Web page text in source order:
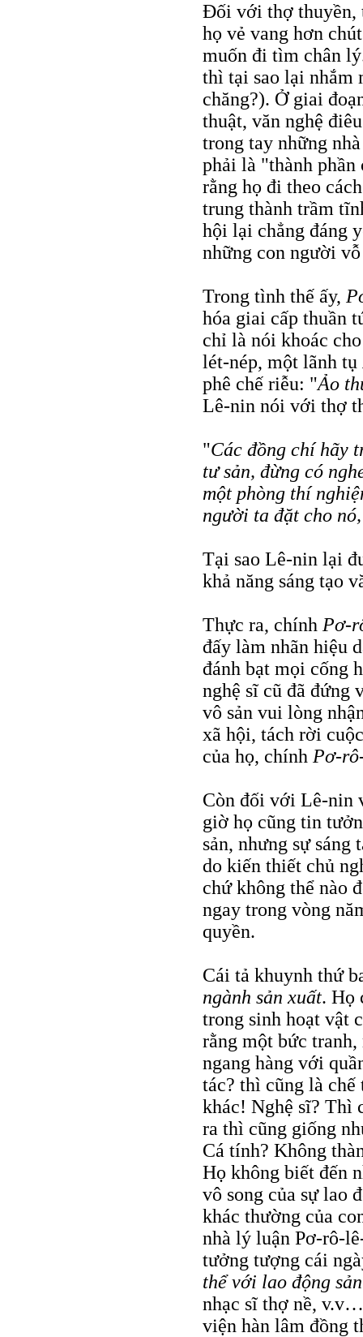
Đối với thợ thuyền,
họ vẻ vang hơn
muốn đi tìm chân
thì tại sao lại nhắm
chăng?). Ở giai
thuật, văn nghệ
trong tay những
phải là "thành phần
rằng họ đi theo
trung thành trầm
hội lại chẳng đáng
những con người
Trong tình thế ấy,
hóa giai cấp thuần
chỉ là nói khoác
lét-nép, một lãnh tụ
phê chế riễu: "Ảo
Lê-nin nói với thợ
"Các đồng chí hãy
tư sản, đừng có
một phòng thí
người ta đặt cho
Tại sao Lê-nin lại
khả năng sáng tạo
Thực ra, chính Pơ-
đấy làm nhãn hiệu
đánh bạt mọi cống
nghệ sĩ cũ đã đứng
vô sản vui lòng
xã hội, tách rời
của họ, chính Pơ-
Còn đối với Lê-nin
giờ họ cũng tin
sản, nhưng sự
do kiến thiết chủ
chứ không thể nào
ngay trong vòng
quyền.
Cái tả khuynh thứ
ngành sản xuất. Họ
trong sinh hoạt vật
rằng một bức
ngang hàng với
tác? thì cũng là
khác! Nghệ sĩ? Thì
ra thì cũng giống
Cá tính? Không
Họ không biết đến
vô song của sự lao
khác thường của
nhà lý luận Pơ-rô-
tưởng tượng cái
thể với lao động
nhạc sĩ thợ nề,
viện hàn lâm đồng